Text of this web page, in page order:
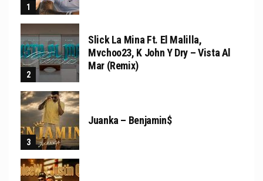
Slick La Mina Ft. El Malilla,
Mvchoo23, K John Y Dry – Vista Al
Mar (Remix)
Juanka – Benjamin$